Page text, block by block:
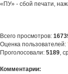
«ПУ» - сбой печати,
Всего просмотров:
Оценка пользователей:
Проголосовали: 5189,
Комментарии: